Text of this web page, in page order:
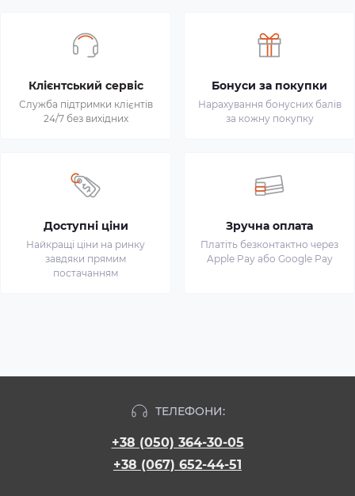
Клієнтський сервіс
Служба підтримки клієнтів
24/7 без вихідних
Бонуси за покупки
Нарахування бонусних балів
за кожну покупку
Доступні ціни
Найкращі ціни на ринку
завдяки прямим
постачанням
Зручна оплата
Платіть безконтактно через
Apple Pay або Google Pay
ТЕЛЕФОНИ:
+38 (050) 364-30-05
+38 (067) 652-44-51